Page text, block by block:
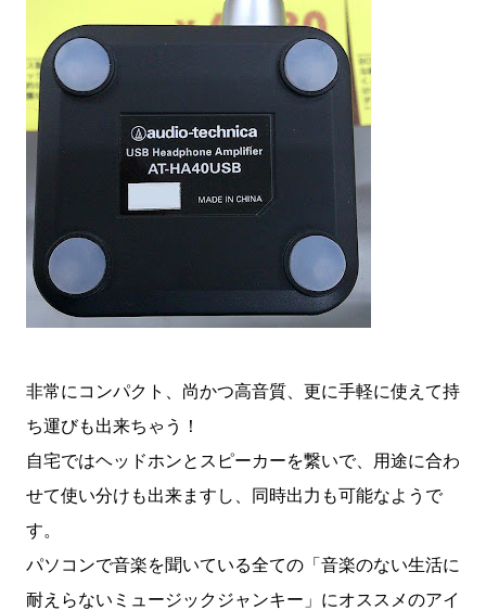
非常にコンパクト、尚かつ高音質、更に手軽に使えて持
ち運びも出来ちゃう！
自宅ではヘッドホンとスピーカーを繋いで、用途に合わ
せて使い分けも出来ますし、同時出力も可能なようで
す。
パソコンで音楽を聞いている全ての「音楽のない生活に
耐えらないミュージックジャンキー」にオススメのアイ